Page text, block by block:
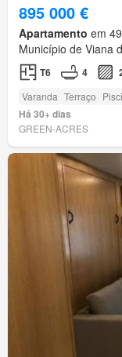
895 000 €
Apartamento em
Município de Viana
T6 4
Varanda Terraço
Há 30+ dias
GREEN-ACRES